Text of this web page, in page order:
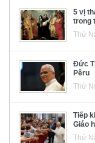
5 vị
trong
Thứ
Đức
Pêru
Thứ
Tiếp
Giáo
Thứ